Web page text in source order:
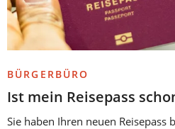
BÜRGERBÜRO
Ist mein Reisepass
Sie haben Ihren neuen Reisepass